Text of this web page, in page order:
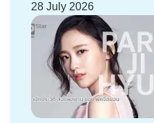
28 July 2026